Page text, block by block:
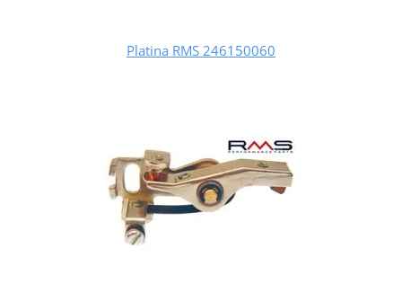
Platina RMS 246150060